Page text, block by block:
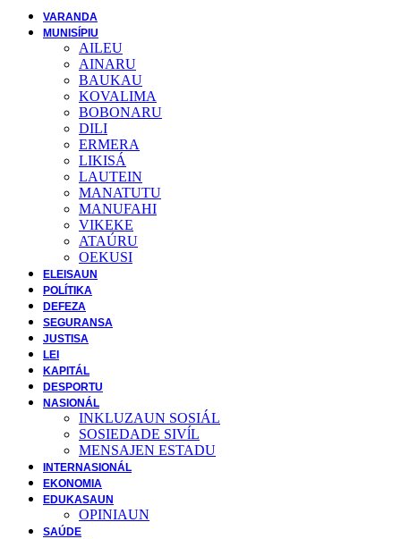
VARANDA
MUNISÍPIU
AILEU
AINARU
BAUKAU
KOVALIMA
BOBONARU
DILI
ERMERA
LIKISÁ
LAUTEIN
MANATUTU
MANUFAHI
VIKEKE
ATAÚRU
OEKUSI
ELEISAUN
POLÍTIKA
DEFEZA
SEGURANSA
JUSTISA
LEI
KAPITÁL
DESPORTU
NASIONÁL
INKLUZAUN SOSIÁL
SOSIEDADE SIVĺL
MENSAJEN ESTADU
INTERNASIONÁL
EKONOMIA
EDUKASAUN
OPINIAUN
SAÚDE